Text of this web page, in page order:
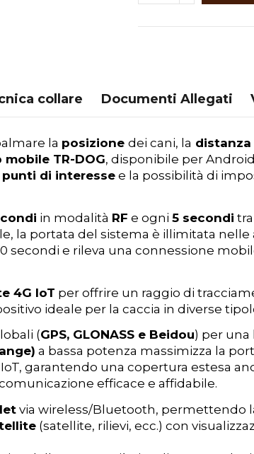
collare Documenti Allegati
la posizione dei cani, la distanza
mobile TR-DOG, disponibile per
di interessee la possibilità di
in modalità RF e ogni 5 secondi
la portata del sistema è illimitata nelle
secondi e rileva una connessione
4G IoT per offrire un raggio di
ideale per la caccia in diverse
(GPS, GLONASS e Beidou) per una
a bassa potenza massimizza la
garantendo una copertura estesa
efficace e affidabile.
via wireless/Bluetooth, permettendo
(satellite, rilievi, ecc.) con